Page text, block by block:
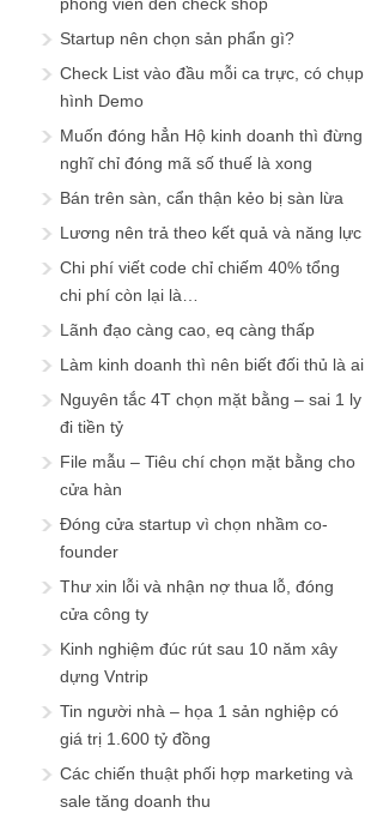
Startup nên chọn sản phẩn gì?
Check List vào đầu mỗi ca trực, có chụp
hình Demo
Muốn đóng hẳn Hộ kinh doanh thì đừng
nghĩ chỉ đóng mã số thuế là xong
Bán trên sàn, cẩn thận kẻo bị sàn lừa
Lương nên trả theo kết quả và năng lực
Chi phí viết code chỉ chiếm 40% tổng
chi phí còn lại là…
Lãnh đạo càng cao, eq càng thấp
Làm kinh doanh thì nên biết đối thủ là ai
Nguyên tắc 4T chọn mặt bằng – sai 1 ly
đi tiền tỷ
File mẫu – Tiêu chí chọn mặt bằng cho
cửa hàn
Đóng cửa startup vì chọn nhầm co-
founder
Thư xin lỗi và nhận nợ thua lỗ, đóng
cửa công ty
Kinh nghiệm đúc rút sau 10 năm xây
dựng Vntrip
Tin người nhà – họa 1 sản nghiệp có
giá trị 1.600 tỷ đồng
Các chiến thuật phối hợp marketing và
sale tăng doanh thu